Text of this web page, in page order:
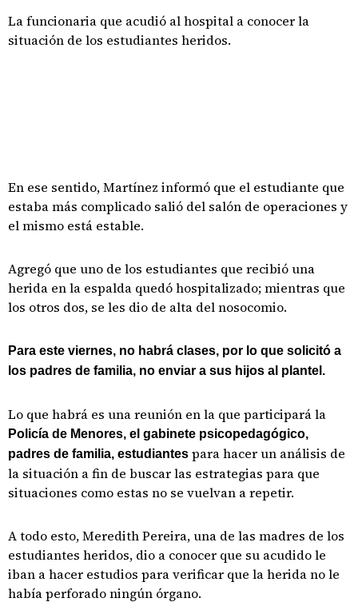
La funcionaria que acudió al hospital a conocer la
situación de los estudiantes heridos.
En ese sentido, Martínez informó que el estudiante que
estaba más complicado salió del salón de operaciones y
el mismo está estable.
Agregó que uno de los estudiantes que recibió una
herida en la espalda quedó hospitalizado; mientras que
los otros dos, se les dio de alta del nosocomio.
Para este viernes, no habrá clases, por lo que solicitó a
los padres de familia, no enviar a sus hijos al plantel.
Lo que habrá es una reunión en la que participará la
Policía de Menores, el gabinete psicopedagógico,
padres de familia, estudiantes para hacer un análisis de
la situación a fin de buscar las estrategias para que
situaciones como estas no se vuelvan a repetir.
A todo esto, Meredith Pereira, una de las madres de los
estudiantes heridos, dio a conocer que su acudido le
iban a hacer estudios para verificar que la herida no le
había perforado ningún órgano.